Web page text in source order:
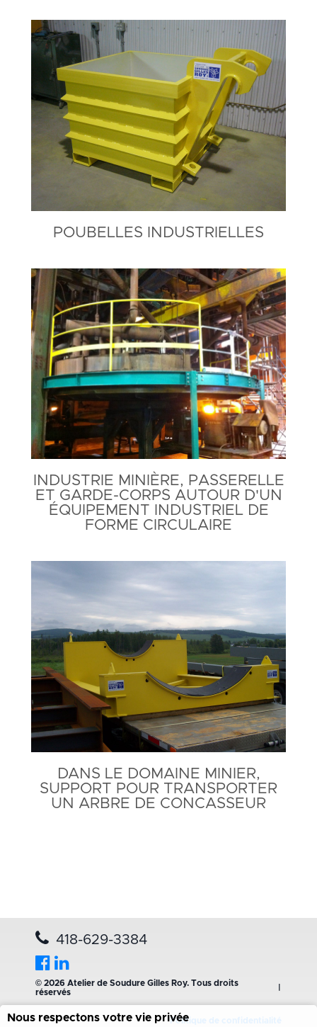
POUBELLES INDUSTRIELLES
INDUSTRIE MINIÈRE, PASSERELLE
ET GARDE-CORPS AUTOUR D'UN
ÉQUIPEMENT INDUSTRIEL DE
FORME CIRCULAIRE
DANS LE DOMAINE MINIER,
SUPPORT POUR TRANSPORTER
UN ARBRE DE CONCASSEUR
418-629-3384
© 2026 Atelier de Soudure Gilles Roy. Tous droits
réservés
Politique de confidentialité
Nous respectons votre vie privée